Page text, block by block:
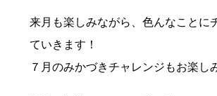
来月も楽しみながら、色んなことに
ていきます！
７月のみかづきチャレンジもお楽し